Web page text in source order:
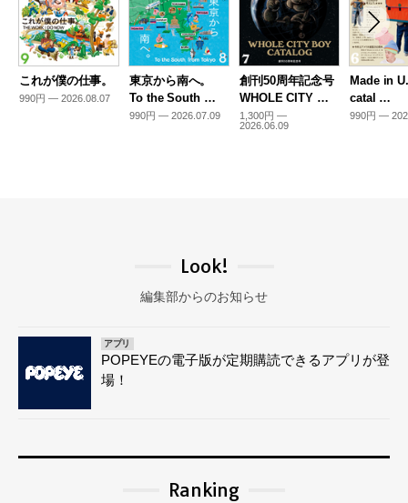
これが僕の仕事。
990円 — 2026.08.07
東京から南へ。
To the South …
990円 — 2026.07.09
創刊50周年記念号
WHOLE CITY …
1,300円 —
2026.06.09
Made in
catal …
990円 —
Look!
編集部からのお知らせ
アプリ
POPEYEの電子版が定期購読できるアプリが登
場！
Ranking